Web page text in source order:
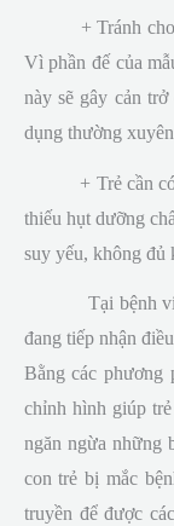
+ Tránh cho bé
Vì phần đế của
này sẽ gây cản
dụng thường
+ Trẻ cần có
thiếu hụt dưỡng
suy yếu, không đủ
Tại bệnh viện
đang tiếp nhận
Bằng các
chỉnh hình giúp
ngăn ngừa những
con trẻ bị mắc
truyền để được